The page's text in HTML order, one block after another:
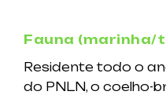
Fauna
Residente todo o
do PNLN, o coelho-